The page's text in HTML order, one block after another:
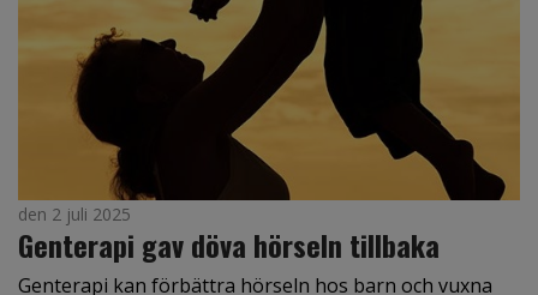
den 2 juli 2025
Genterapi gav döva hörseln tillbaka
Genterapi kan förbättra hörseln hos barn och vuxna